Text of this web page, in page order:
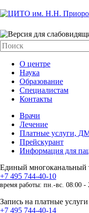
О центре
Наука
Образование
Специалистам
Контакты
Врачи
Лечение
Платные услуги,
Прейскурант
Информация для
Единый многоканальный
+7 495 744-40-10
время работы: пн.-вс. 08:00 -
Запись на платные услуги
+7 495 744-40-14